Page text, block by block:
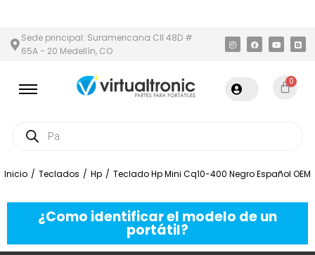
Sede principal: Suramericana Cll 48D #
65A - 20 Medellín, CO
0
Inicio / Teclados / Hp / Teclado Hp Mini Cq10-400 Negro Español OEM
¿Como identificar el modelo de un
portátil?